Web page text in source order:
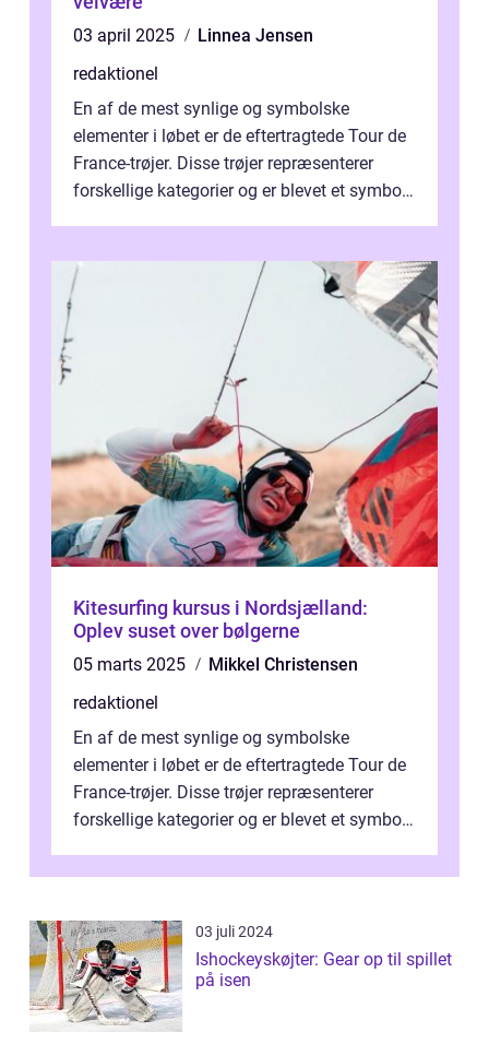
03 april 2025
Linnea Jensen
redaktionel
En af de mest synlige og symbolske
elementer i løbet er de eftertragtede Tour de
France-trøjer. Disse trøjer repræsenterer
forskellige kategorier og er blevet et symbol
Kitesurfing kursus i Nordsjælland:
Oplev suset over bølgerne
05 marts 2025
Mikkel Christensen
redaktionel
En af de mest synlige og symbolske
elementer i løbet er de eftertragtede Tour de
France-trøjer. Disse trøjer repræsenterer
forskellige kategorier og er blevet et symbol
03 juli 2024
Ishockeyskøjter: Gear op til spillet
på isen